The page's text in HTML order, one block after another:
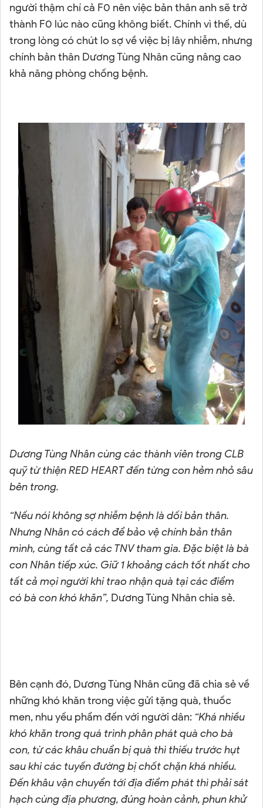
người thậm chí cả F0 nên việc bản thân anh sẽ trở
thành F0 lúc nào cũng không biết. Chính vì thế, dù
trong lòng có chút lo sợ về việc bị lây nhiễm, nhưng
chính bản thân Dương Tùng Nhân cũng nâng cao
khả năng phòng chống bệnh.
DươngTùng Nhân cùng các thành viên trong CLB
quỹ từ thiện RED HEART đến từng con hẻm nhỏ sâu
bên trong.
“Nếu nói không sợ nhiễm bệnh là dối bản thân.
Nhưng Nhân có cách để bảo vệ chính bản thân
mình, cùng tất cả các TNV tham gia. Đặc biệt là bà
con Nhân tiếp xúc. Giữ 1 khoảng cách tốt nhất cho
tất cả mọi người khi trao nhận quà tại các điểm
có bà con khó khăn”, Dương Tùng Nhân chia sẻ.
Bên cạnh đó, Dương Tùng Nhân cũng đã chia sẻ về
những khó khăn trong việc gửi tặng quà, thuốc
men, nhu yếu phẩm đến với người dân: “Khá nhiều
khó khăn trong quá trình phân phát quà cho bà
con, từ các khâu chuẩn bị quà thì thiếu trước hụt
sau khi các tuyến đường bị chốt chặn khá nhiều.
Đến khâu vận chuyển tới địa điểm phát thì phải sát
hạch cùng địa phương, đúng hoàn cảnh, phun khử